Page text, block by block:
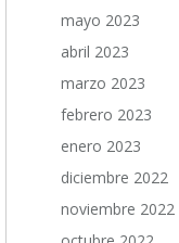
mayo 2023
abril 2023
marzo 2023
febrero 2023
enero 2023
diciembre 2022
noviembre 2022